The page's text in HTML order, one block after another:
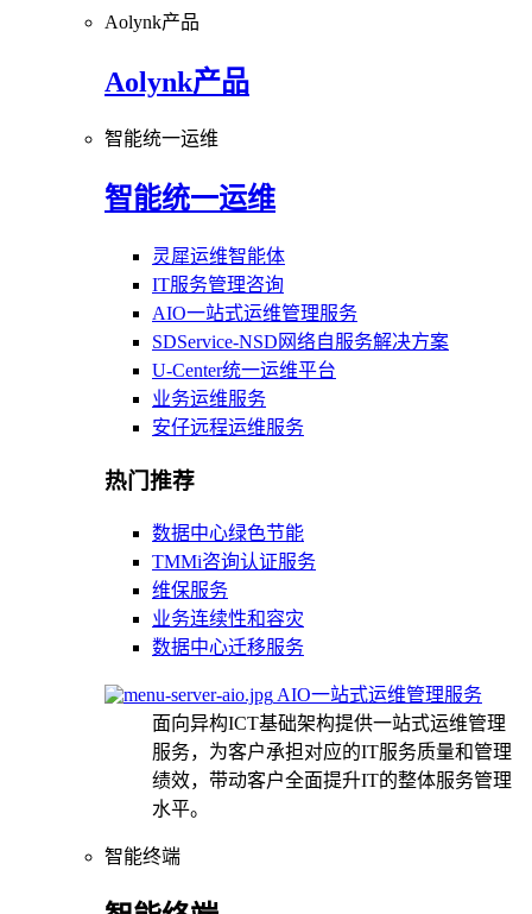
Aolynk产品
Aolynk产品
智能统一运维
智能统一运维
灵犀运维智能体
IT服务管理咨询
AIO一站式运维管理服务
SDService-NSD网络自服务解决方案
U-Center统一运维平台
业务运维服务
安仔远程运维服务
热门推荐
数据中心绿色节能
TMMi咨询认证服务
维保服务
业务连续性和容灾
数据中心迁移服务
AIO一站式运维管理服务
面向异构ICT基础架构提供一站式运维管理
服务，为客户承担对应的IT服务质量和管理
绩效，带动客户全面提升IT的整体服务管理
水平。
智能终端